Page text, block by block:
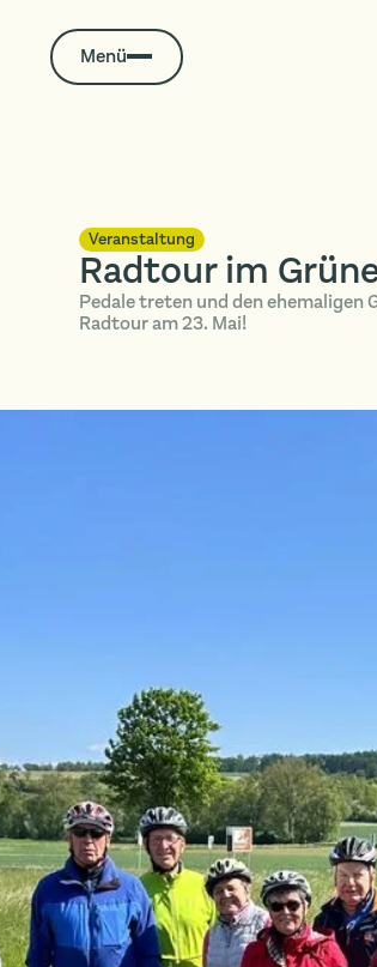
Menü
Veranstaltung
Radtour im
Pedale treten und den
Radtour am 23. Mai!